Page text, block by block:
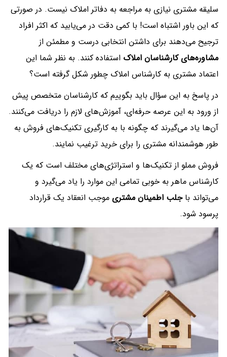
سلیقه مشتری نیازی به مراجعه به دفاتر املاک نیست. در صورتی
که این باور اشتباه است! با کمی دقت در می‌یابید که اکثر افراد
ترجیح می‌دهند برای داشتن انتخابی درست و مطمئن از
مشاوره‌های کارشناسان املاک استفاده کنند. به نظر شما این
اعتماد مشتری به کارشناس املاک چطور شکل گرفته است؟
در پاسخ به این سؤال باید بگوییم که کارشناسان متخصص پیش
از ورود به این عرصه حرفه‌ای، آموزش‌های لازم را دریافت می‌کنند.
آن‌ها یاد می‌گیرند که چگونه با به کارگیری تکنیک‌های فروش به
طور هوشمندانه مشتری را برای خرید ترغیب نمایند.
فروش مملو از تکنیک‌ها و استراتژی‌های مختلف است که یک
کارشناس ماهر به خوبی تمامی این موارد را یاد می‌گیرد و
می‌تواند باجلب اطمینان مشتری موجب انعقاد یک قرارداد
پرسود شود.